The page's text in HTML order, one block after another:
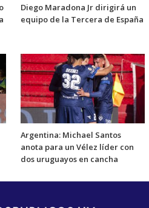
Diego Maradona Jr dirigirá un
equipo de la Tercera de España
Argentina: Michael Santos
anota para un Vélez líder con
dos uruguayos en cancha